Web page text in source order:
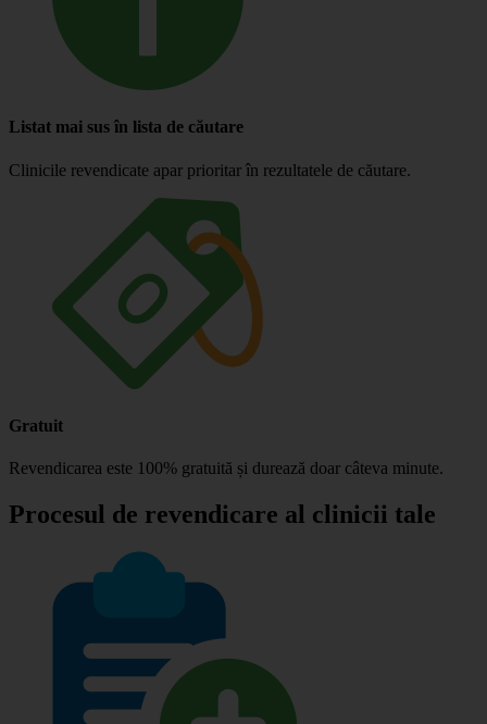
Listat mai sus în lista de căutare
Clinicile revendicate apar prioritar în rezultatele de căutare.
Gratuit
Revendicarea este 100% gratuită și durează doar câteva minute.
Procesul de revendicare al clinicii tale